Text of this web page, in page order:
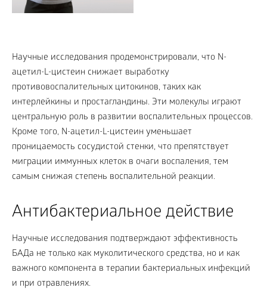
Научные исследования продемонстрировали, что N-
ацетил-L-цистеин снижает выработку
противовоспалительных цитокинов, таких как
интерлейкины и простагландины. Эти молекулы играют
центральную роль в развитии воспалительных процессов.
Кроме того, N-ацетил-L-цистеин уменьшает
проницаемость сосудистой стенки, что препятствует
миграции иммунных клеток в очаги воспаления, тем
самым снижая степень воспалительной реакции.
Антибактериальное действие
Научные исследования подтверждают эффективность
БАДа не только как муколитического средства, но и как
важного компонента в терапии бактериальных инфекций
и при отравлениях.